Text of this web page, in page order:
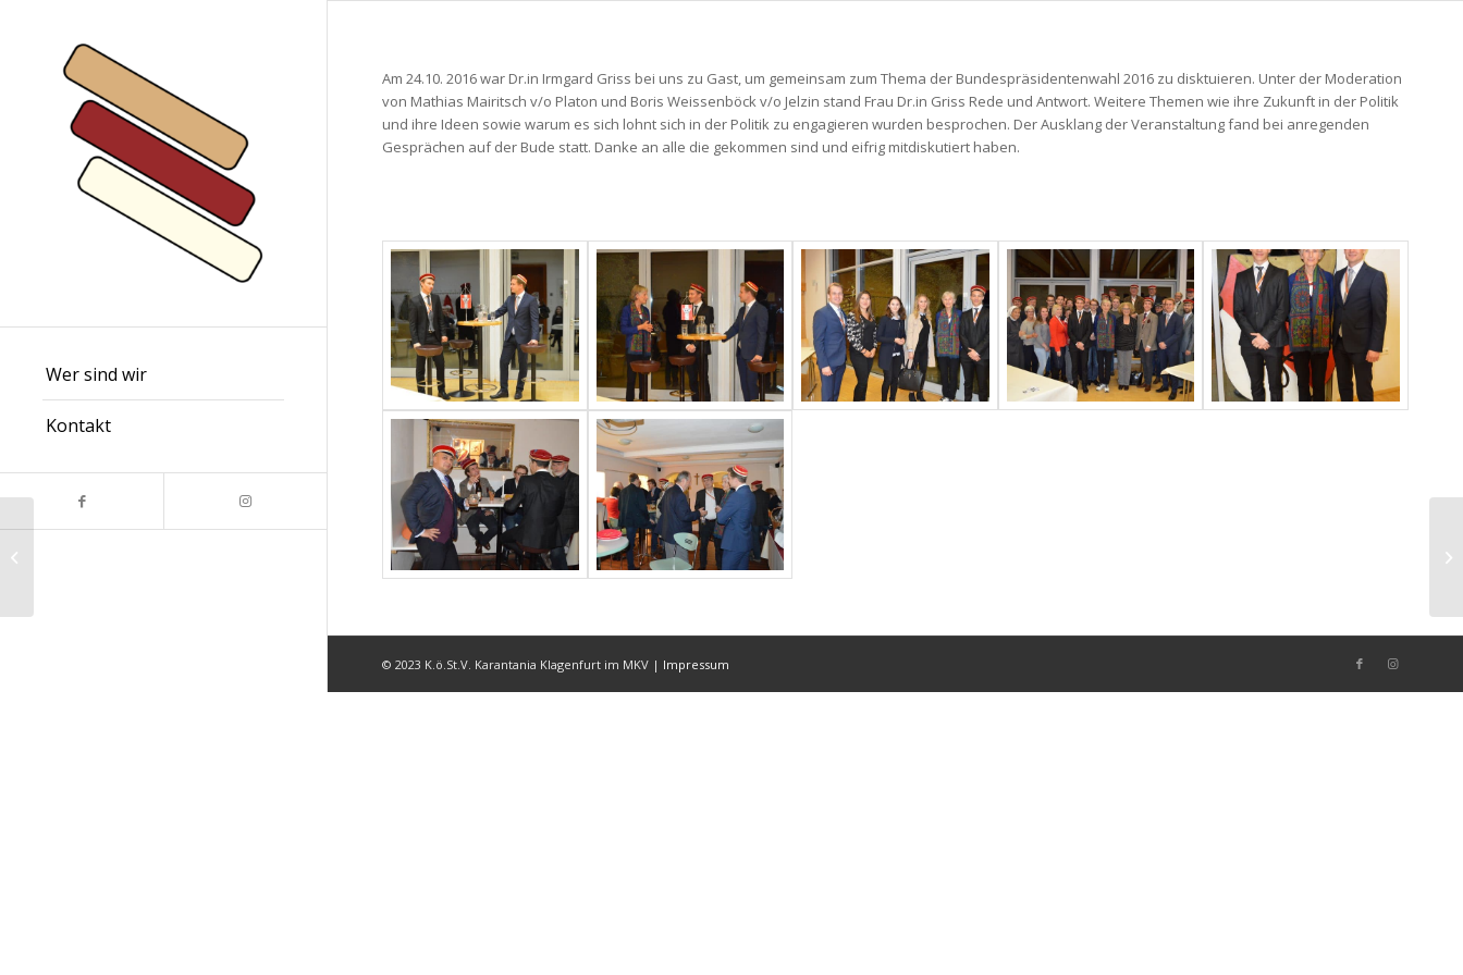
Wer sind wir
Kontakt
Am 24.10. 2016 war Dr.in Irmgard Griss bei uns zu Gast, um gemeinsam zum Thema der Bundespräsidentenwahl 2016 zu disktuieren. Unter der Moderation
von Mathias Mairitsch v/o Platon und Boris Weissenböck v/o Jelzin stand Frau Dr.in Griss Rede und Antwort. Weitere Themen wie ihre Zukunft in der Politik
und ihre Ideen sowie warum es sich lohnt sich in der Politik zu engagieren wurden besprochen. Der Ausklang der Veranstaltung fand bei anregenden
Gesprächen auf der Bude statt. Danke an alle die gekommen sind und eifrig mitdiskutiert haben.
© 2023 K.ö.St.V. Karantania Klagenfurt im MKV | Impressum